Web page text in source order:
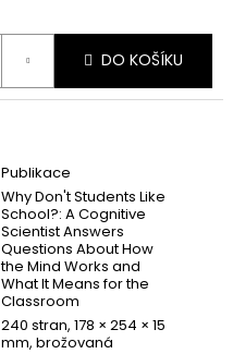
DO KOŠÍKU
Publikace
Why Don't Students Like
School?: A Cognitive
Scientist Answers
Questions About How
the Mind Works and
What It Means for the
Classroom
240 stran, 178 × 254 × 15
mm, brožovaná